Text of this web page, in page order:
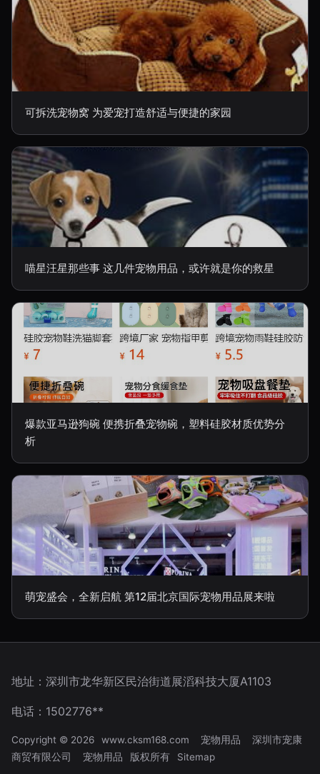
可拆洗宠物窝 为爱宠打造舒适与便捷的家园
喵星汪星那些事 这几件宠物用品，或许就是你的救星
爆款亚马逊狗碗 便携折叠宠物碗，塑料硅胶材质优势分
析
萌宠盛会，全新启航 第12届北京国际宠物用品展来啦
地址：深圳市龙华新区民治街道展滔科技大厦A1103
电话：1502776**
Copyright © 2026 www.cksm168.com 宠物用品
深圳市宠康
商贸有限公司
宠物用品 版权所有 Sitemap